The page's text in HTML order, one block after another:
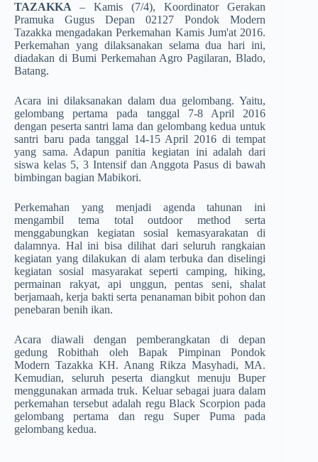
TAZAKKA– Kamis (7/4), Koordinator Gerakan
Pramuka Gugus Depan 02127 Pondok Modern
Tazakka mengadakan Perkemahan Kamis Jum'at 2016.
Perkemahan yang dilaksanakan selama dua hari ini,
diadakan di Bumi Perkemahan Agro Pagilaran, Blado,
Batang.
Acara ini dilaksanakan dalam dua gelombang. Yaitu,
gelombang pertama pada tanggal 7-8 April 2016
dengan peserta santri lama dan gelombang kedua untuk
santri baru pada tanggal 14-15 April 2016 di tempat
yang sama. Adapun panitia kegiatan ini adalah dari
siswa kelas 5, 3 Intensif dan Anggota Pasus di bawah
bimbingan bagian Mabikori.
Perkemahan yang menjadi agenda tahunan ini
mengambil tema total outdoor method serta
menggabungkan kegiatan sosial kemasyarakatan di
dalamnya. Hal ini bisa dilihat dari seluruh rangkaian
kegiatan yang dilakukan di alam terbuka dan diselingi
kegiatan sosial masyarakat seperti camping, hiking,
permainan rakyat, api unggun, pentas seni, shalat
berjamaah, kerja bakti serta penanaman bibit pohon dan
penebaran benih ikan.
Acara diawali dengan pemberangkatan di depan
gedung Robithah oleh Bapak Pimpinan Pondok
Modern Tazakka KH. Anang Rikza Masyhadi, MA.
Kemudian, seluruh peserta diangkut menuju Buper
menggunakan armada truk. Keluar sebagai juara dalam
perkemahan tersebut adalah regu Black Scorpion pada
gelombang pertama dan regu Super Puma pada
gelombang kedua.